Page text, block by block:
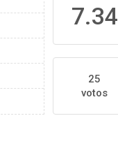
7.34
25
votos